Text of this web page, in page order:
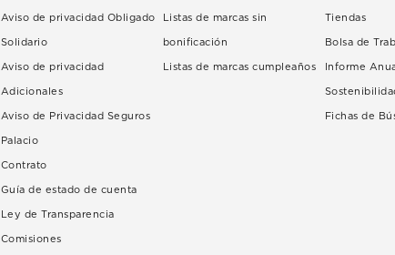
Aviso de privacidad Obligado
Solidario
Aviso de privacidad
Adicionales
Aviso de Privacidad Seguros
Palacio
Contrato
Guía de estado de cuenta
Ley de Transparencia
Comisiones
Listas de marcas sin
bonificación
Listas de marcas cumpleaños
Tiendas
Bolsa de
Informe
Fichas de